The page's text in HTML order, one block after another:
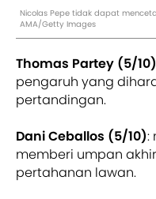
Nicolas Pepe tidak dapat
AMA/Getty Images
Thomas Partey (5/10)
pengaruh yang
pertandingan.
Dani Ceballos (5/10):
memberi umpan
pertahanan lawan.